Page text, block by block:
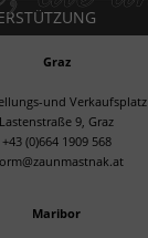
Graz
und Verkaufsplatz
Lastenstraße 9, Graz
+43 (0)664 1909 568
Maribor